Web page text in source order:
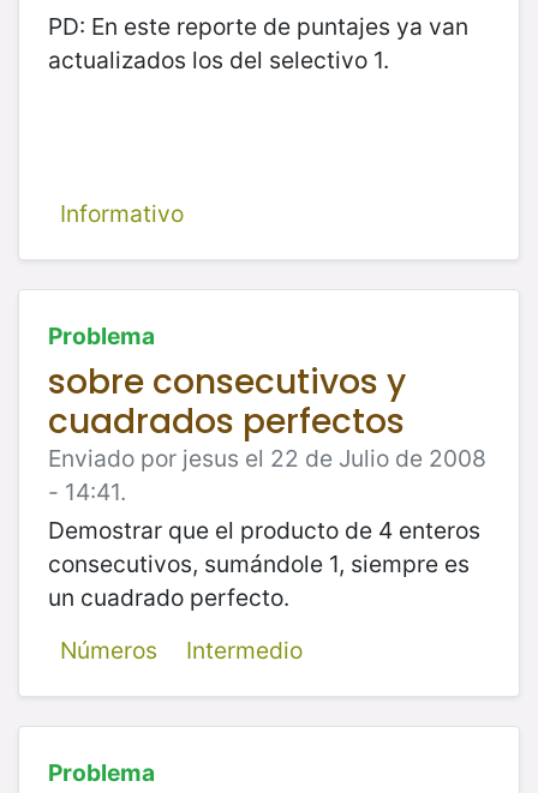
PD: En este reporte de puntajes ya van
actualizados los del selectivo 1.
Informativo
Problema
sobre consecutivos y
cuadrados perfectos
Enviado por jesus el 22 de Julio de 2008
- 14:41.
Demostrar que el producto de 4 enteros
consecutivos, sumándole 1, siempre es
un cuadrado perfecto.
Números
Intermedio
Problema